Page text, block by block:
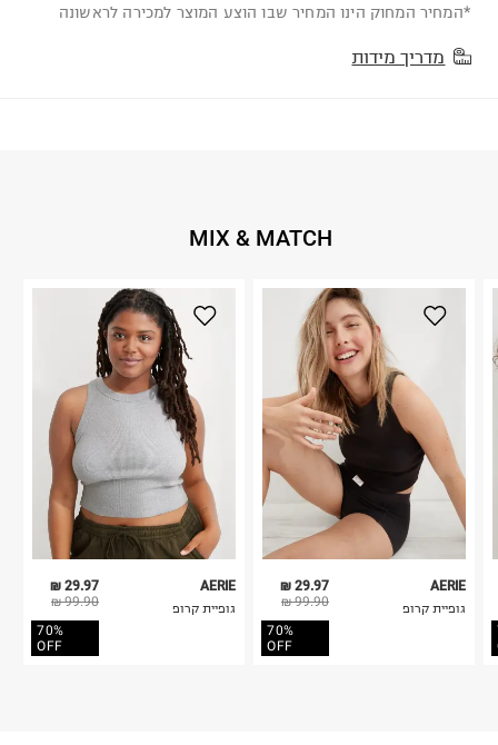
*המחיר המחוק הינו המחיר שבו הוצע המוצר למכירה לראשונה
מדריך מידות
MIX & MATCH
29.97 ₪
99.90 ₪
70%
OFF
AERIE
גופיית קרופ
29.97 ₪
99.90 ₪
70%
OFF
AERIE
גופיית קרופ